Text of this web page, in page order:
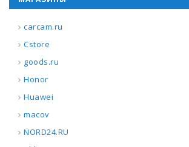
carcam.ru
Cstore
goods.ru
Honor
Huawei
macov
NORD24.RU